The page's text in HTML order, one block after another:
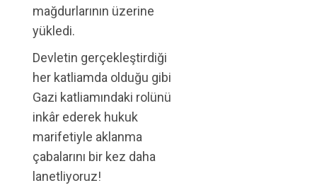
mağdurlarının üzerine
yükledi.
Devletin gerçekleştirdiği
her katliamda olduğu gibi
Gazi katliamındaki rolünü
inkâr ederek hukuk
marifetiyle aklanma
çabalarını bir kez daha
lanetliyoruz!